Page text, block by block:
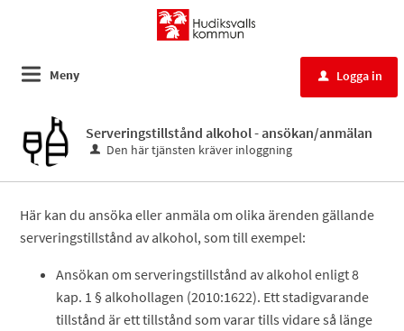
Meny u Logga in
Serveringstillstånd alkohol - ansökan/anmälan
Den här tjänsten kräver inloggning
Här kan du ansöka eller anmäla om olika ärenden gällande
serveringstillstånd av alkohol, som till exempel:
Ansökan om serveringstillstånd av alkohol enligt 8
kap. 1 § alkohollagen (2010:1622). Ett stadigvarande
tillstånd är ett tillstånd som varar tills vidare så länge